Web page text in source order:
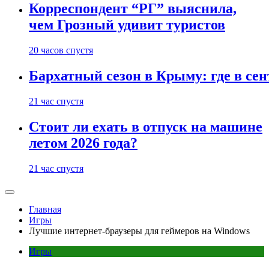
Корреспондент “РГ” выяснила,
чем Грозный удивит туристов
20 часов спустя
Бархатный сезон в Крыму: где в
21 час спустя
Стоит ли ехать в отпуск на машине
летом 2026 года?
21 час спустя
Главная
Игры
Лучшие интернет-браузеры для геймеров на Windows
Игры